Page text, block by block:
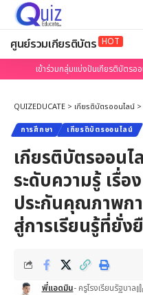
ศูนย์รวมเกียรติบัตร HOT
เข้าร่วมกลุ่มแบ่งปันเกียรติบัตร
QUIZEDUCATE > เกียรติบัตรออนไลน์ >
การศึกษา เกียรติบัตรออนไลน์
เกียรติบัตรออน
ระดับความรู้ เรื่อ
ประกันคุณภาพก
สู่การเรียนรู้ที่ยั่ง
พี่แอดมิน- ครูโรงเรียนรัฐบาล